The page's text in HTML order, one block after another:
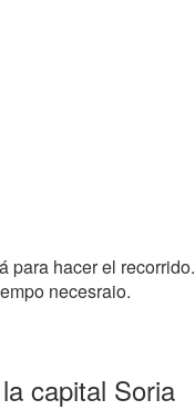
para hacer el
necesraio.
capital Soria